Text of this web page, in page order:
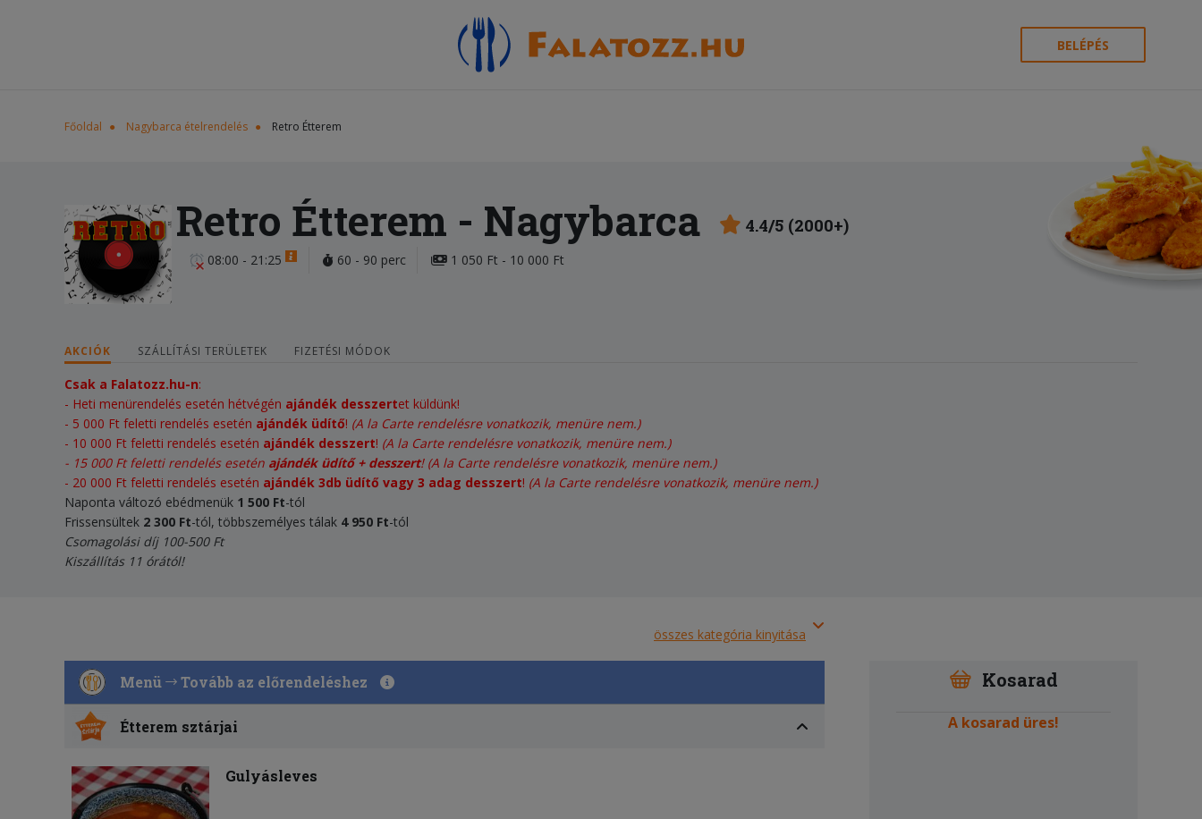
BELÉPÉS
Főoldal Nagybarca ételrendelés Retro Étterem
Retro Étterem - Nagybarca 4.4/5 (2000+)
08:00 - 21:25 60 - 90 perc 1 050 Ft - 10 000 Ft
AKCIÓK SZÁLLÍTÁSI TERÜLETEK FIZETÉSI MÓDOK
Csak a Falatozz.hu-n:
- Heti menürendelés esetén hétvégén ajándék desszertet küldünk!
- 5 000 Ft feletti rendelés esetén ajándék üdítő! (A la Carte rendelésre vonatkozik, menüre nem.)
- 10 000 Ft feletti rendelés esetén ajándék desszert! (A la Carte rendelésre vonatkozik, menüre nem.)
- 15 000 Ft feletti rendelés esetén ajándék üdítő + desszert!(A la Carte rendelésre vonatkozik, menüre nem.)
- 20 000 Ft feletti rendelés esetén ajándék 3db üdítő vagy 3 adag desszert! (A la Carte rendelésre vonatkozik, menüre nem.)
Naponta változó ebédmenük 1 500 Ft-tól
Frissensültek 2 300 Ft-tól, többszemélyes tálak 4 950 Ft-tól
Csomagolási díj 100-500 Ft
Kiszállítás 11 órától!
összes kategória kinyitása
Menü Tovább az előrendeléshez
Étterem sztárjai
Gulyásleves
Kosarad
A kosarad üres!